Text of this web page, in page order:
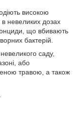
високою
невеликих дозах
що вбивають
бактерій.
саду,
або
травою, а також